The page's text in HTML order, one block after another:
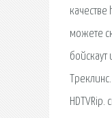
качестве
можете
бойскаут
HDTVRip.